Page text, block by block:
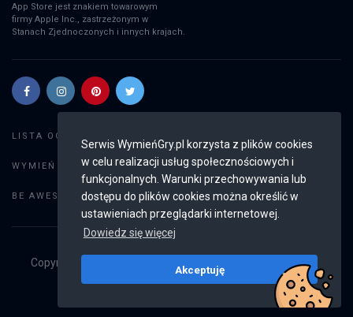
Serwis WymieńGry.pl korzysta z plików cookies
w celu realizacji usług społecznościowych i
funkcjonalnych. Warunki przechowywania lub
dostępu do plików cookies można określić w
ustawieniach przeglądarki internetowej.
Dowiedz się więcej
Akceptuję
App Store jest znakiem towarowym
firmy Apple Inc., zastrzeżonym w
Stanach Zjednoczonych i innych krajach.
LISTA OGŁOSZEŃ:
WYMIEŃ GRY: Dodaj ogłoszenie
BE AWESOME: Weryfikacja konta
Copyright © 2019 - 2026
Wszystkie prawa
v2.8.4